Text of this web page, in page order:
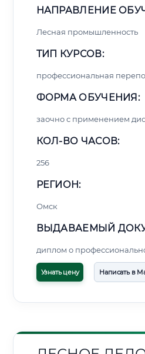
НАПРАВЛЕНИЕ
Лесная промышленность
ТИП КУРСОВ:
профессиональная
ФОРМА ОБУЧЕНИЯ:
заочно с применением
КОЛ-ВО ЧАСОВ:
256
РЕГИОН:
Омск
ВЫДАВАЕМЫЙ
диплом о
Узнать цену Написать в